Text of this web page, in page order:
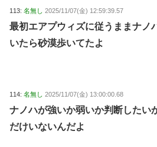
113: 名無し 2025/11/07(金) 12:59:39.57
最初エアプウィズに従うままナノ
いたら砂漠歩いてたよ
114: 名無し 2025/11/07(金) 13:00:00.68
ナノハが強いか弱いか判断したい
だけいないんだよ